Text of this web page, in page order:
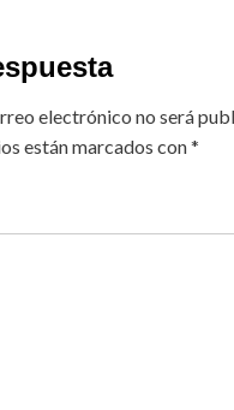
electrónico no será
están marcados con*